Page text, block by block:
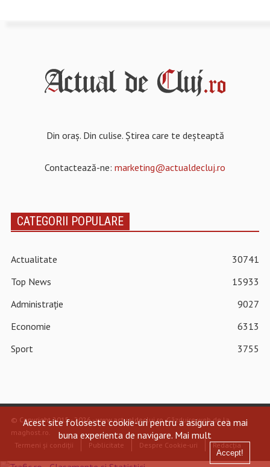
Din oraș. Din culise. Știrea care te deșteaptă
Contactează-ne: marketing@actualdecluj.ro
CATEGORII POPULARE
Actualitate
30741
Top News
15933
Administrație
9027
Economie
6313
Sport
3755
© Copyright 2015 - 2026 - www.actualdecluj.ro.Găzduire web de la
maghost.ro
Termeni și condiții
Publicitate Despre Cookie-uri Redacția
Acest site foloseste cookie-uri pentru a asigura cea mai
buna experienta de navigare. Mai mult
Accept!